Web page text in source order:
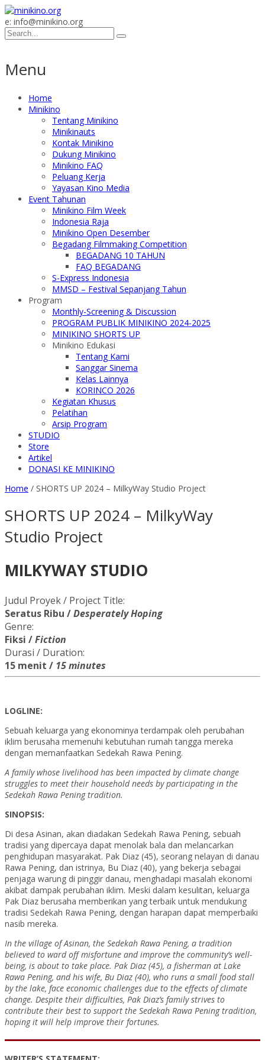
e: info@minikino.org
Menu
Home
Minikino
Tentang Minikino
Minikinauts
Kontak Minikino
Dukung Minikino
Minikino FAQ
Peluang Kerja
Yayasan Kino Media
Event Tahunan
Minikino Film Week
Indonesia Raja
Minikino Open Desember
Begadang Filmmaking Competition
BEGADANG 10 TAHUN
FAQ BEGADANG
S-Express Indonesia
MMSD – Festival Sepanjang Tahun
Program
Monthly-Screening & Discussion
PROGRAM PUBLIK MINIKINO 2024-2025
MINIKINO SHORTS UP
Minikino Edukasi
Tentang Kami
Sanggar Sinema
Kelas Lainnya
KORINCO 2026
Kegiatan Khusus
Pelatihan
Arsip Program
STUDIO
Store
Artikel
DONASI KE MINIKINO
Home / SHORTS UP 2024 – MilkyWay Studio Project
SHORTS UP 2024 – MilkyWay
Studio Project
MILKYWAY STUDIO
Judul Proyek / Project Title:
Seratus Ribu /Desperately Hoping
Genre:
Fiksi /Fiction
Durasi / Duration:
15 menit / 15 minutes
LOGLINE:
Sebuah keluarga yang ekonominya terdampak oleh perubahan
iklim berusaha memenuhi kebutuhan rumah tangga mereka
dengan memanfaatkan Sedekah Rawa Pening.
A family whose livelihood has been impacted by climate change
struggles to meet their household needs by participating in the
Sedekah Rawa Pening tradition.
SINOPSIS:
Di desa Asinan, akan diadakan Sedekah Rawa Pening, sebuah
tradisi yang dipercaya dapat menolak bala dan melancarkan
penghidupan masyarakat. Pak Diaz (45), seorang nelayan di danau
Rawa Pening, dan istrinya, Bu Diaz (40), yang bekerja sebagai
penjaga warung di pinggir danau, menghadapi masalah ekonomi
akibat dampak perubahan iklim. Meski dalam kesulitan, keluarga
Pak Diaz berusaha memberikan yang terbaik untuk mendukung
tradisi Sedekah Rawa Pening, dengan harapan dapat memperbaiki
nasib mereka.
In the village of Asinan, the Sedekah Rawa Pening, a tradition
believed to ward off misfortune and improve the community’s well-
being, is about to take place. Pak Diaz (45), a fisherman at Lake
Rawa Pening, and his wife, Bu Diaz (40), who runs a small food stall
by the lake, face economic challenges due to the effects of climate
change. Despite their difficulties, Pak Diaz’s family strives to
contribute their best to support the Sedekah Rawa Pening tradition,
hoping it will help improve their fortunes.